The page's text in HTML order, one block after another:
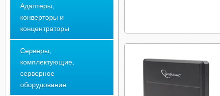
Адаптеры,
конверторы и
концентраторы
Серверы,
комплектующие,
серверное
оборудование